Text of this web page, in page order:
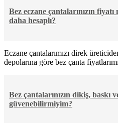
Bez eczane çantalarınızın
daha hesaplı?
Eczane çantalarımızı direk
depolarına göre bez çanta
Bez çantalarınızın dikiş, baskı
güvenebilirmiyim?